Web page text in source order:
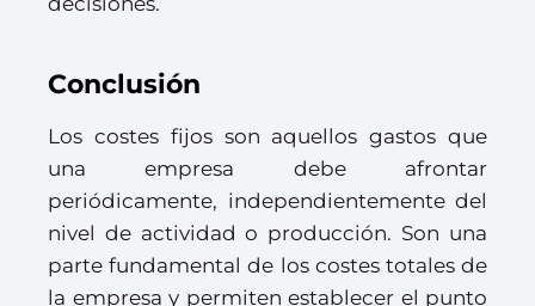
Conclusión
Los costes fijos son aquellos gastos que
una empresa debe afrontar
periódicamente, independientemente del
nivel de actividad o producción. Son una
parte fundamental de los costes totales de
la empresa y permiten establecer el punto